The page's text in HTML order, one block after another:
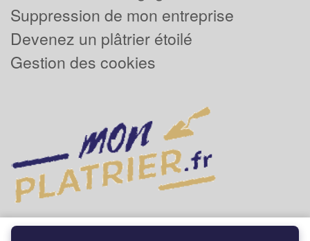
Suppression de mon entreprise
Devenez un plâtrier étoilé
Gestion des cookies